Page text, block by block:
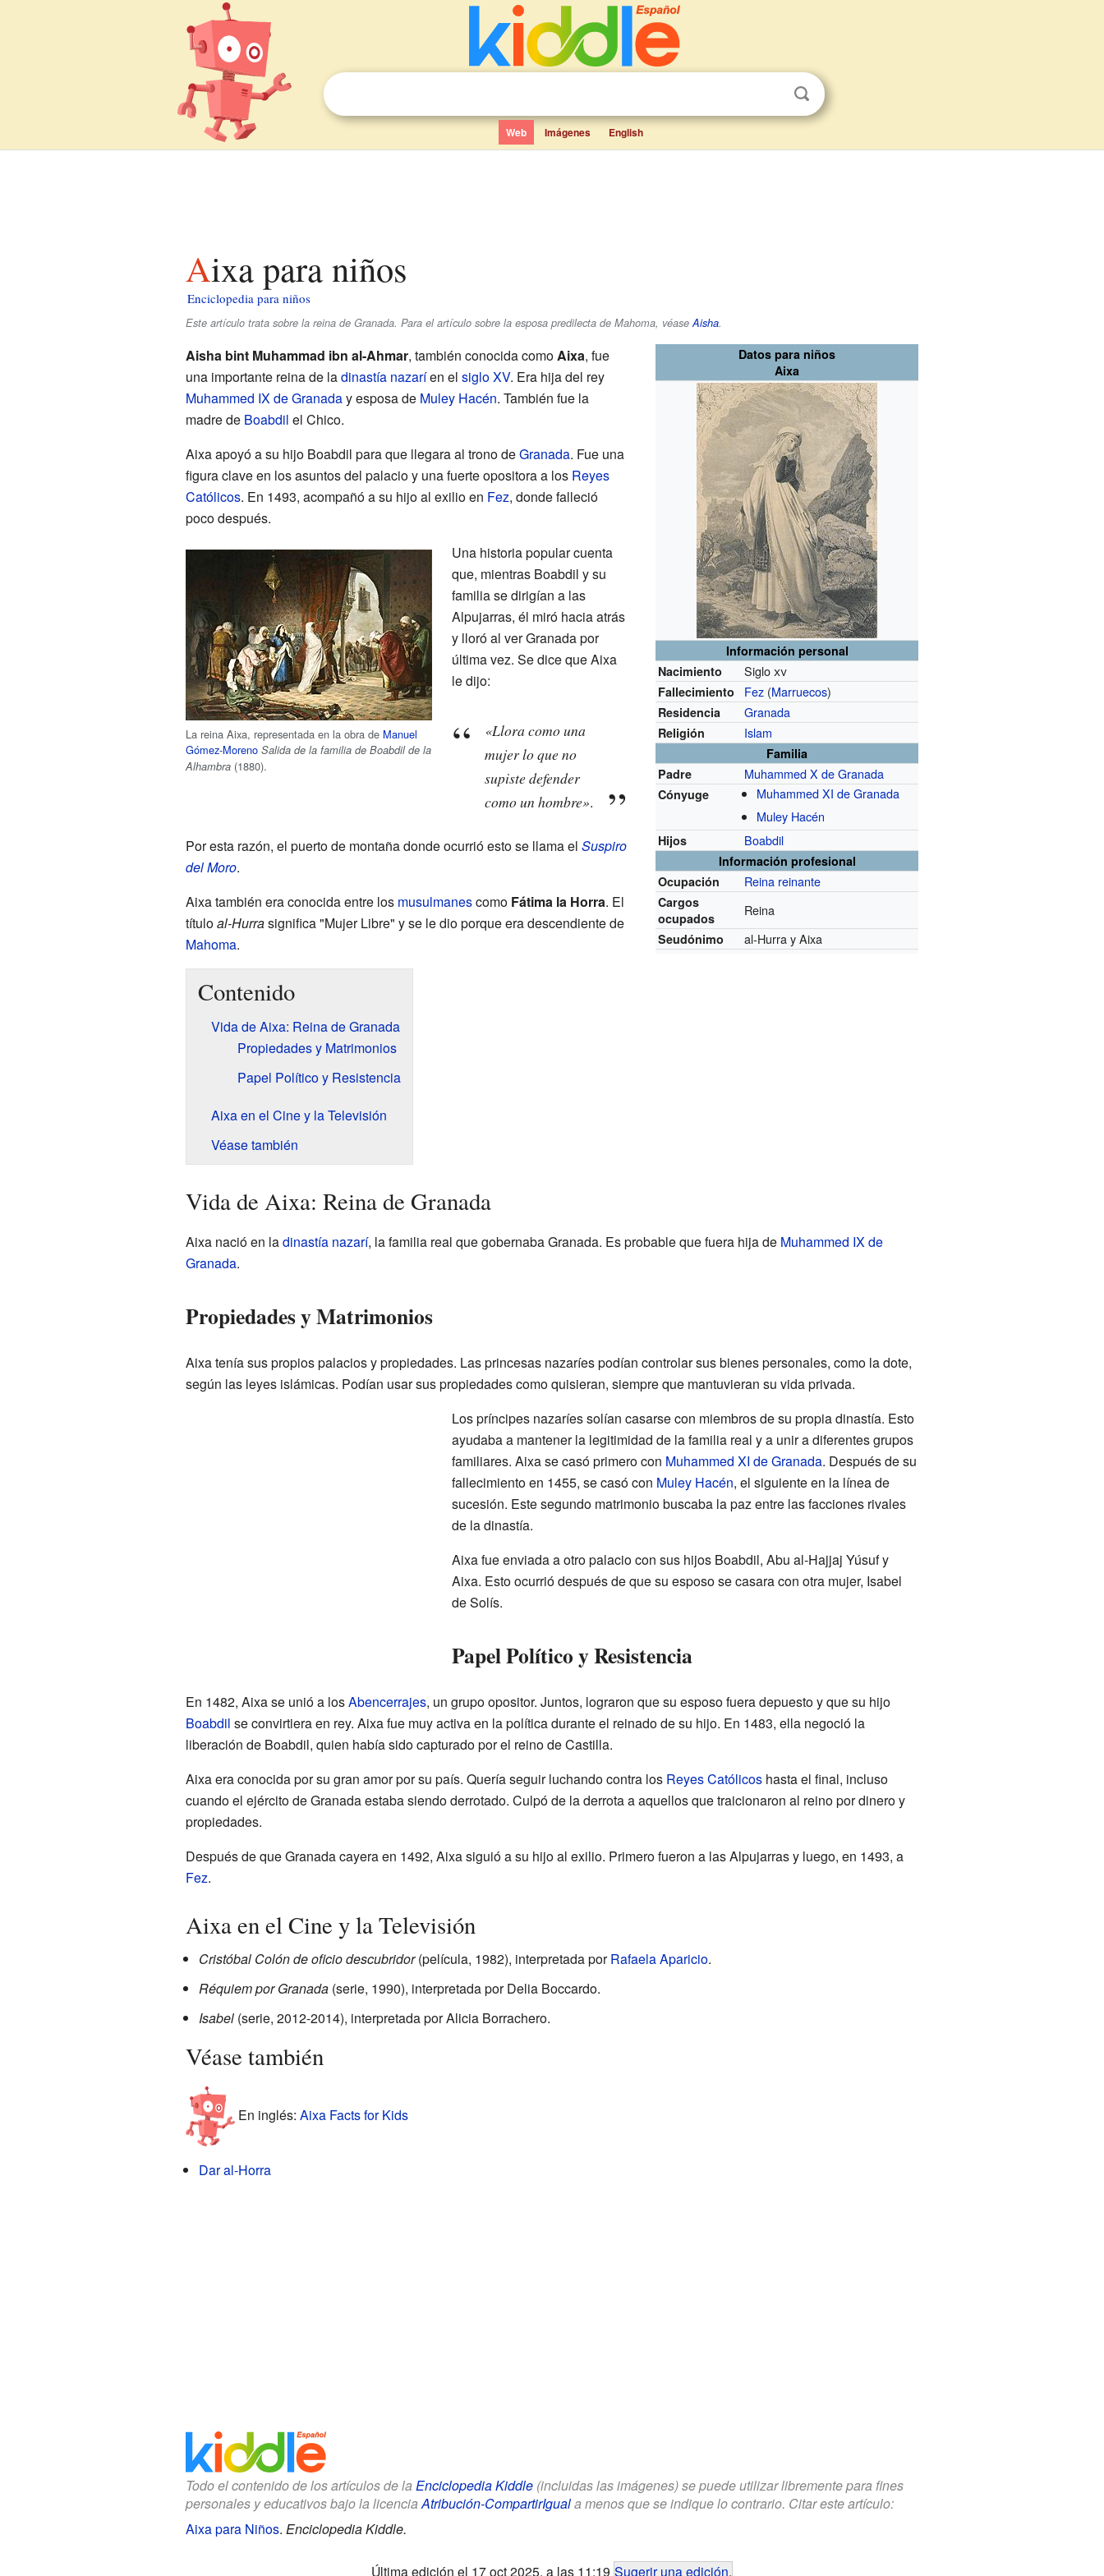
Web Imágenes English
Aixa para niños
Enciclopedia para niños
Este artículo trata sobre la reina de Granada. Para el artículo sobre la esposa predilecta de Mahoma, véaseAisha.
Datos para niños
Aixa
Información personal
Nacimiento
Sigloxv
Fallecimiento Fez (Marruecos)
Residencia Granada
Religión Islam
Familia
Padre
Muhammed X de Granada
Cónyuge
Muhammed XI de Granada
Muley Hacén
Hijos Boabdil
Información profesional
Ocupación
Reina reinante
Cargos
ocupados
Reina
Seudónimo al-Hurra y Aixa
Aisha bint Muhammad ibn al-Ahmar, también conocida comoAixa, fue
una importante reina de ladinastía nazaríen el siglo XV. Era hija del rey
Muhammed IX de Granaday esposa de Muley Hacén. También fue la
madre de Boabdil el Chico.
Aixa apoyó a su hijo Boabdil para que llegara al trono deGranada. Fue una
figura clave en los asuntos del palacio y una fuerte opositora a los Reyes
Católicos. En 1493, acompañó a su hijo al exilio en Fez, donde falleció
poco después.
La reina Aixa, representada en la obra de Manuel
Gómez-Moreno Salida de la familia de Boabdil de la
Alhambra(1880).
Una historia popular cuenta
que, mientras Boabdil y su
familia se dirigían a las
Alpujarras, él miró hacia atrás
y lloró al ver Granada por
última vez. Se dice que Aixa
le dijo:
«Llora como una
mujer lo que no
supiste defender
como un hombre».
Por esta razón, el puerto de montaña donde ocurrió esto se llama el Suspiro
del Moro.
Aixa también era conocida entre los musulmanescomo Fátima la Horra. El
títuloal-Hurrasignifica "Mujer Libre" y se le dio porque era descendiente de
Mahoma.
Contenido
Vida de Aixa: Reina de Granada
Propiedades y Matrimonios
Papel Político y Resistencia
Aixa en el Cine y la Televisión
Véase también
Vida de Aixa: Reina de Granada
Aixa nació en ladinastía nazarí, la familia real que gobernaba Granada. Es probable que fuera hija de Muhammed IX de
Granada.
Propiedades y Matrimonios
Aixa tenía sus propios palacios y propiedades. Las princesas nazaríes podían controlar sus bienes personales, como la dote,
según las leyes islámicas. Podían usar sus propiedades como quisieran, siempre que mantuvieran su vida privada.
Los príncipes nazaríes solían casarse con miembros de su propia dinastía. Esto
ayudaba a mantener la legitimidad de la familia real y a unir a diferentes grupos
familiares. Aixa se casó primero con Muhammed XI de Granada. Después de su
fallecimiento en 1455, se casó con Muley Hacén, el siguiente en la línea de
sucesión. Este segundo matrimonio buscaba la paz entre las facciones rivales
de la dinastía.
Aixa fue enviada a otro palacio con sus hijos Boabdil, Abu al-Hajjaj Yúsuf y
Aixa. Esto ocurrió después de que su esposo se casara con otra mujer, Isabel
de Solís.
Papel Político y Resistencia
En 1482, Aixa se unió a losAbencerrajes, un grupo opositor. Juntos, lograron que su esposo fuera depuesto y que su hijo
Boabdil se convirtiera en rey. Aixa fue muy activa en la política durante el reinado de su hijo. En 1483, ella negoció la
liberación de Boabdil, quien había sido capturado por el reino de Castilla.
Aixa era conocida por su gran amor por su país. Quería seguir luchando contra los Reyes Católicoshasta el final, incluso
cuando el ejército de Granada estaba siendo derrotado. Culpó de la derrota a aquellos que traicionaron al reino por dinero y
propiedades.
Después de que Granada cayera en 1492, Aixa siguió a su hijo al exilio. Primero fueron a las Alpujarras y luego, en 1493, a
Fez.
Aixa en el Cine y la Televisión
Cristóbal Colón de oficio descubridor(película, 1982), interpretada porRafaela Aparicio.
Réquiem por Granada(serie, 1990), interpretada por Delia Boccardo.
Isabel(serie, 2012-2014), interpretada por Alicia Borrachero.
Véase también
En inglés: Aixa Facts for Kids
Dar al-Horra
Todo el contenido de los artículos de la Enciclopedia Kiddle(incluidas las imágenes) se puede utilizar libremente para fines
personales y educativos bajo la licenciaAtribución-CompartirIguala menos que se indique lo contrario. Citar este artículo:
Aixa para Niños. Enciclopedia Kiddle.
Última edición el 17 oct 2025, a las 11:19 Sugerir una edición.